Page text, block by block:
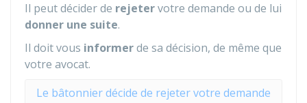
Il peut décider de rejetervotre demande ou de lui
donner une suite.
Il doit vous informerde sa décision, de même que
votre avocat.
Le bâtonnier décide de rejeter votre demande